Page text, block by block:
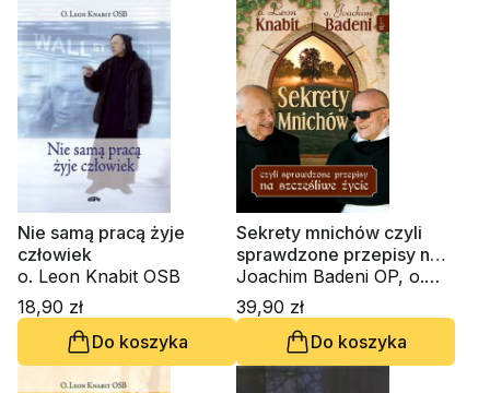
Nie samą pracą żyje
człowiek
o. Leon Knabit OSB
18,90 zł
Do koszyka
Sekrety mnichów czyli
sprawdzone przepisy na
szczęśliwe życie
Joachim Badeni OP, o.
39,90 zł
Do koszyka